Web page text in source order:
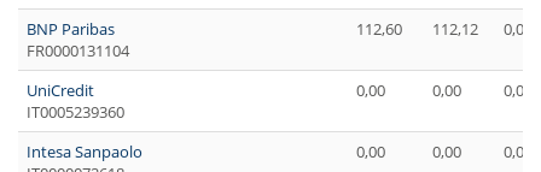
BNP Paribas
FR0000131104
112,60 112,12 0,00
UniCredit
IT0005239360
0,00 0,00 0,00
Intesa Sanpaolo
0,00 0,00 0,00